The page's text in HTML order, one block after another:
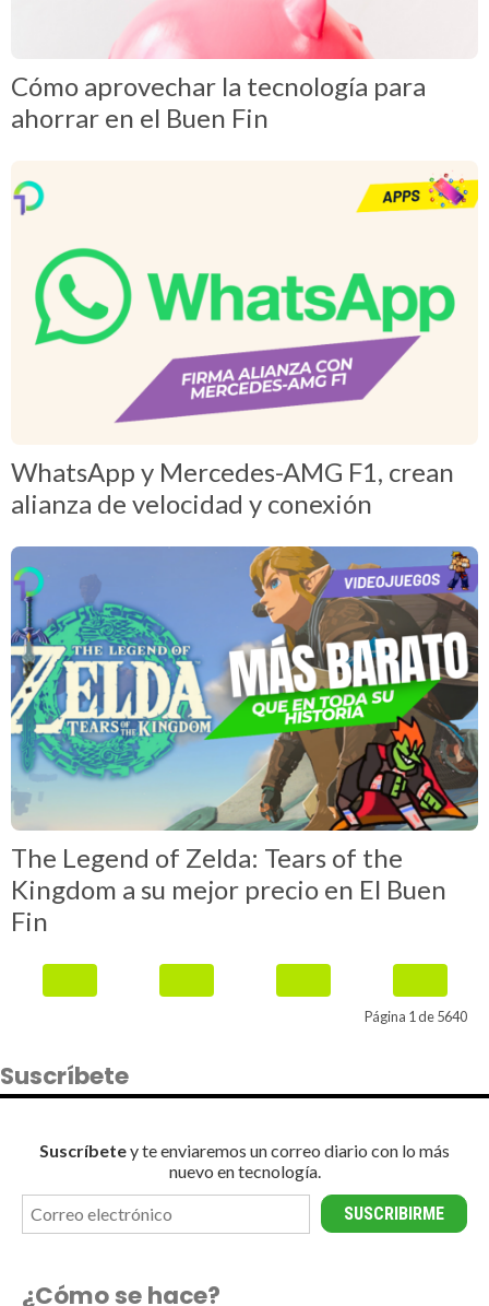
Cómo aprovechar la tecnología para
ahorrar en el Buen Fin
WhatsApp y Mercedes-AMG F1, crean
alianza de velocidad y conexión
The Legend of Zelda: Tears of the
Kingdom a su mejor precio en El Buen
Fin
Página 1 de 5640
Suscríbete
Suscríbetey te enviaremos un correo diario con lo más
nuevo en tecnología.
¿Cómo se hace?